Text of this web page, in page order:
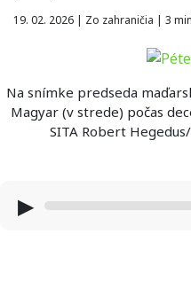
19. 02. 2026 | Zo zahraničia | 3
Na snímke predseda
Magyar (v strede) počas
SITA Robert
▶